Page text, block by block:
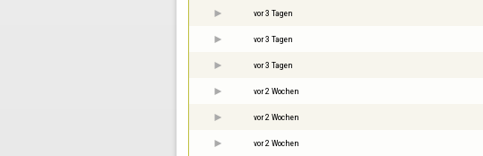
vor 3 Tagen
vor 3 Tagen
vor 3 Tagen
vor 2 Wochen
vor 2 Wochen
vor 2 Wochen